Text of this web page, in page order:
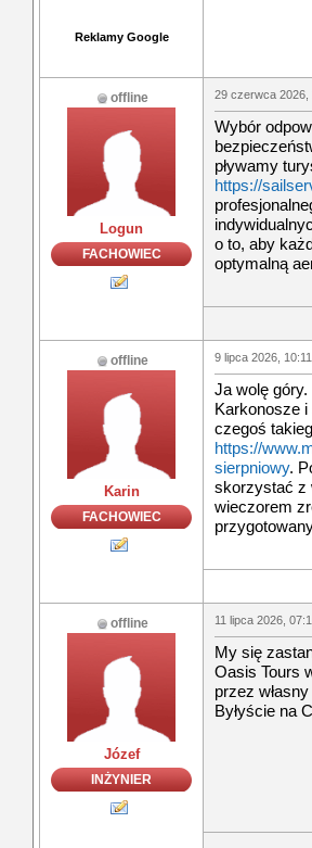
Reklamy Google
offline
Logun
FACHOWIEC
29 czerwca 2026,
Wybór
pływamy
https://
o to, aby
optymalną
offline
Karin
FACHOWIEC
9 lipca 2026, 10:11
Ja wolę
Karkonosze i
czegoś
https://
sierpniowy.
skorzystać z
wieczorem
offline
Józef
INŻYNIER
11 lipca 2026,
My się
Oasis Tours
przez
Byłyście na